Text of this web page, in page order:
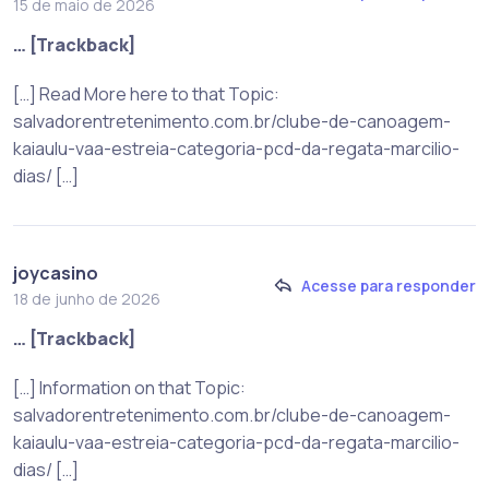
15 de maio de 2026
… [Trackback]
[…] Read More here to that Topic:
salvadorentretenimento.com.br/clube-de-canoagem-
kaiaulu-vaa-estreia-categoria-pcd-da-regata-marcilio-
dias/ […]
joycasino
18 de junho de 2026
Acesse para responder
… [Trackback]
[…] Information on that Topic:
salvadorentretenimento.com.br/clube-de-canoagem-
kaiaulu-vaa-estreia-categoria-pcd-da-regata-marcilio-
dias/ […]